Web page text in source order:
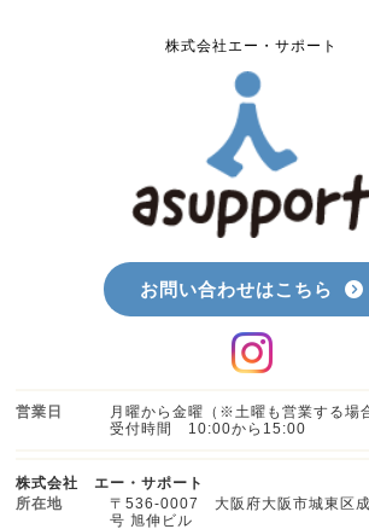
る個人情報の外部提供はいたしません。
本WEBサイトを通じて収集した個人情報は
理者が適正に管理し、漏えい、改ざん、き
事故を防ぐための対策を講じます。また、
個人情報は確実に廃棄します。
適用範囲について
本プライバシー・ポリシーは、弊社WEBサ
み適用されます。
株式会社エー・サポート
お問い合わせはこちら
営業日
月曜から金曜（※土曜も営業する場
受付時間 10:00から15:00
株式会社 エー・サポート
所在地
〒536-0007 大阪府大阪市城東区
号 旭伸ビル